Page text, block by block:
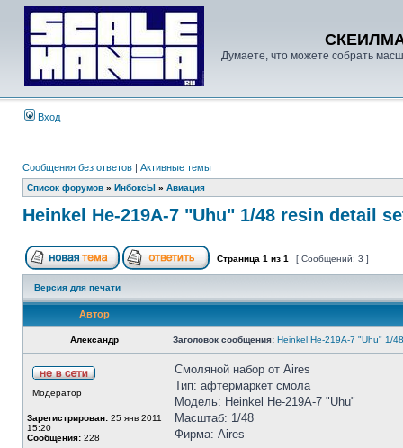
Думаете, что можете собрать
Вход
Сообщения без ответов | Активные темы
Список форумов » ИнбоксЫ » Авиация
Heinkel He-219A-7 "Uhu" 1/48 resin detail
Страница 1 из 1 [ Сообщений: 3 ]
Версия для печати
Автор
Александр Заголовок сообщения: Heinkel He-219A-7 "Uhu" 1/
Модератор
Зарегистрирован: 25 янв 2011
15:20
Сообщения: 228
Смоляной набор от Aires
Тип: афтермаркет смола
Модель: Heinkel He-219A-7 "Uhu"
Масштаб: 1/48
Фирма: Aires